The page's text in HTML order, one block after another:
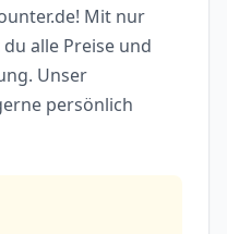
Mit nur
alle Preise und
Unser
persönlich